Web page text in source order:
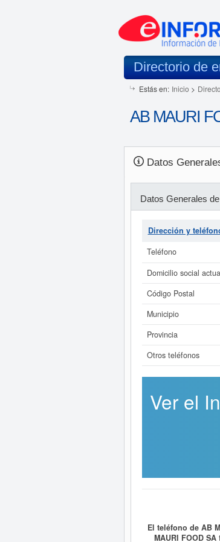
Directorio de
Estás en: Inicio >
AB MAURI
Datos
Datos Generales de
Dirección y
Teléfono
Domicilio social
Código Postal
Municipio
Provincia
Otros teléfonos
Ver el
El teléfono de AB
MAURI FOOD SA